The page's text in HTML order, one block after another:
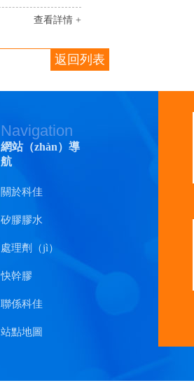
查看詳情 +
返回列表
Navigation
網站（zhàn）導
航
關於科佳
矽膠膠水
處理劑（jì）
快幹膠
聯係科佳
站點地圖